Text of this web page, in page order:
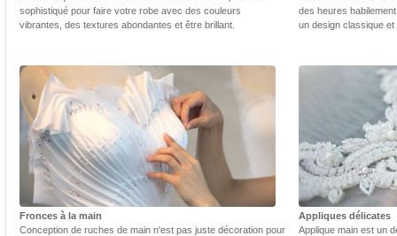
sophistiqué pour faire votre robe avec des couleurs
vibrantes, des textures abondantes et être brillant.
des heures
un design classique
Fronces à la main
Conception de ruches de main n'est pas juste décoration pour
Appliques délicates
Applique main est un